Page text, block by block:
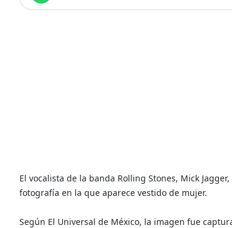
El vocalista de la banda Rolling Stones, Mick
fotografía en la que aparece vestido de mujer.
Según El Universal de México, la imagen fue